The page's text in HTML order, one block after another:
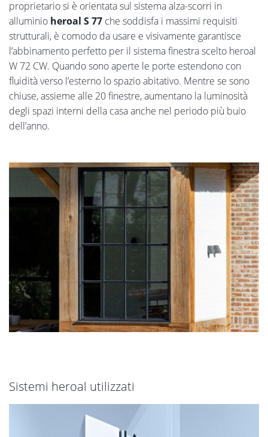
proprietario si è orientata sul sistema alza-scorri in
alluminio heroal S 77 che soddisfa i massimi requisiti
strutturali, è comodo da usare e visivamente garantisce
l’abbinamento perfetto per il sistema finestra scelto heroal
W 72 CW. Quando sono aperte le porte estendono con
fluidità verso l’esterno lo spazio abitativo. Mentre se sono
chiuse, assieme alle 20 finestre, aumentano la luminosità
degli spazi interni della casa anche nel periodo più buio
dell’anno.
Sistemi heroal utilizzati